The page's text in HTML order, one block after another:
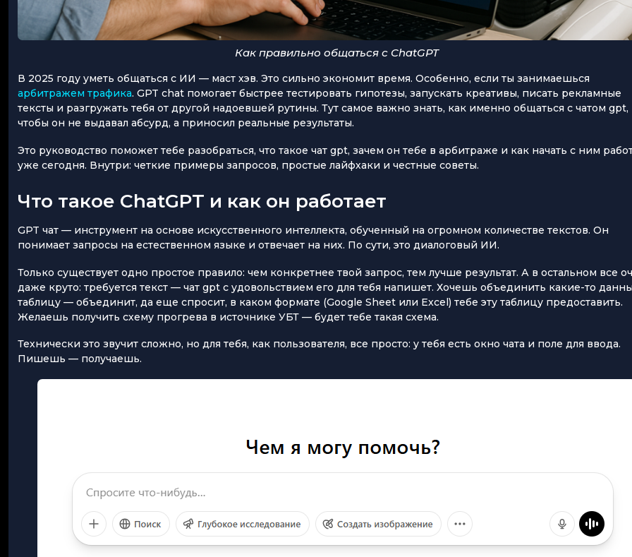
Как правильно общаться с ChatGPT
В 2025 году уметь общаться с ИИ — маст хэв. Это сильно экономит время. Особенно, если ты занимаешься
арбитражем трафика. GPT сhat помогает быстрее тестировать гипотезы, запускать креативы, писать рекламные
тексты и разгружать тебя от другой надоевшей рутины. Тут самое важно знать, как именно общаться с чатом gpt,
чтобы он не выдавал абсурд, а приносил реальные результаты.
Это руководство поможет тебе разобраться, что такое чат gpt, зачем он тебе в арбитраже и как начать с ним
уже сегодня. Внутри: четкие примеры запросов, простые лайфхаки и честные советы.
Что такое ChatGPT и как он работает
GPT чат — инструмент на основе искусственного интеллекта, обученный на огромном количестве текстов. Он
понимает запросы на естественном языке и отвечает на них. По сути, это диалоговый ИИ.
Только существует одно простое правило: чем конкретнее твой запрос, тем лучше результат. А в остальном все
даже круто: требуется текст — чат gpt с удовольствием его для тебя напишет. Хочешь объединить какие-то
таблицу — объединит, да еще спросит, в каком формате (Google Sheet или Excel) тебе эту таблицу предоставить.
Желаешь получить схему прогрева в источнике УБТ — будет тебе такая схема.
Технически это звучит сложно, но для тебя, как пользователя, все просто: у тебя есть окно чата и поле для ввода.
Пишешь — получаешь.